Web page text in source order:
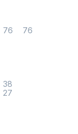
Объем рукава внизу	27	27	27